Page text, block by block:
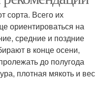
сорта. Всего их
ориентироваться на
средние и поздние
в конце осени,
до полугода
плотная мякоть и вес